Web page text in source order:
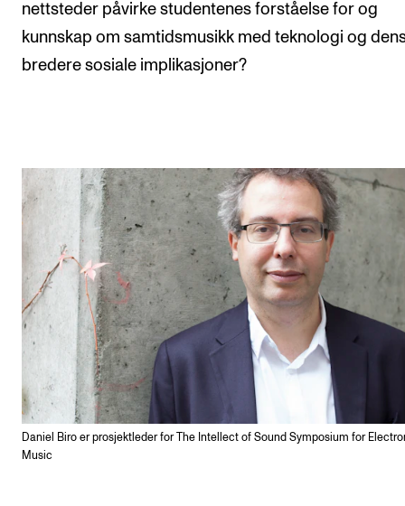
nettsteder påvirke studentenes forståelse for og
kunnskap om samtidsmusikk med teknologi og
bredere sosiale implikasjoner?
Daniel Biro er prosjektleder for The Intellect of Sound Symposium for
Music